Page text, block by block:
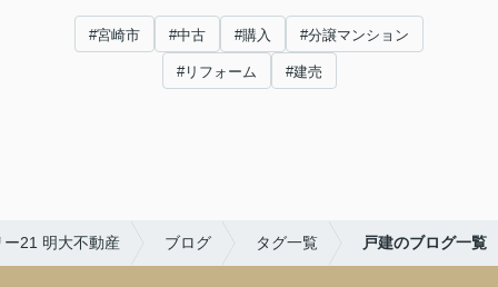
#宮崎市 #中古 #購入 #分譲マンション
#リフォーム #建売
21 明大不動産 ブログ タグ一覧 戸建のブログ一覧